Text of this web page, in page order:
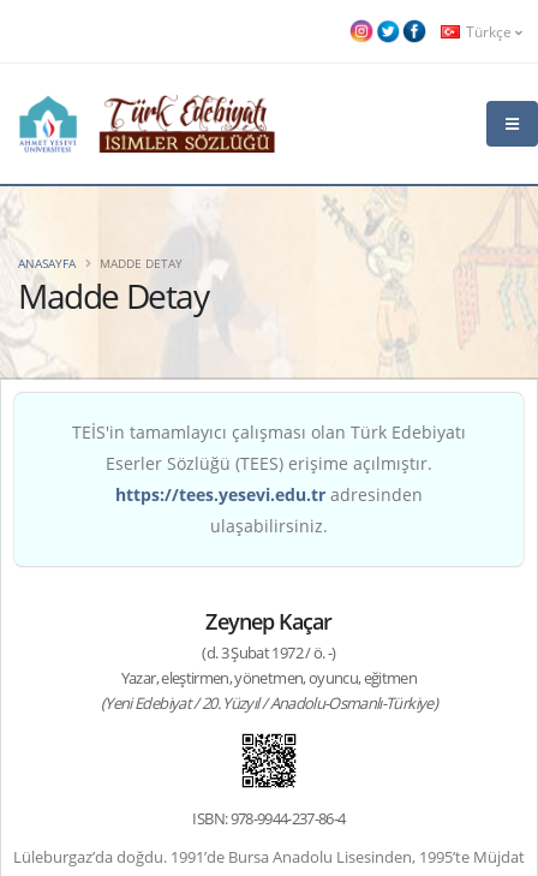
Türkçe
Madde Detay
ANASAYFA MADDE DETAY
TEİS'in tamamlayıcı çalışması olan Türk Edebiyatı
Eserler Sözlüğü (TEES) erişime açılmıştır.
https://tees.yesevi.edu.tr adresinden
ulaşabilirsiniz.
Zeynep Kaçar
(d. 3 Şubat 1972 / ö. -)
Yazar, eleştirmen, yönetmen, oyuncu, eğitmen
(Yeni Edebiyat / 20. Yüzyıl / Anadolu-Osmanlı-Türkiye)
ISBN: 978-9944-237-86-4
Lüleburgaz’da doğdu. 1991’de Bursa Anadolu Lisesinden, 1995’te Müjdat